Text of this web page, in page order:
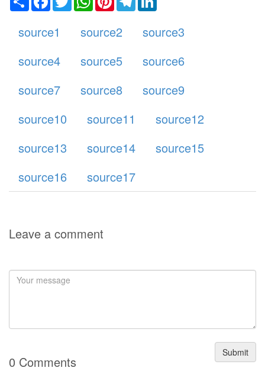
source1 source2
source3
source4
source5
source6
source7
source8
source9
source10
source11
source12
source13
source14
source15
source16
source17
Leave a comment
Submit
0 Comments